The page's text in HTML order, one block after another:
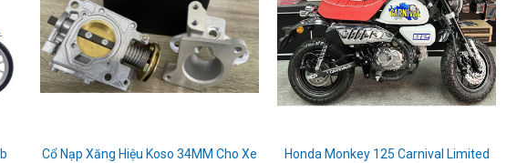
Cổ Nạp Xăng Hiệu Koso 34MM Cho Xe
Honda Monkey 125 Carnival Limited